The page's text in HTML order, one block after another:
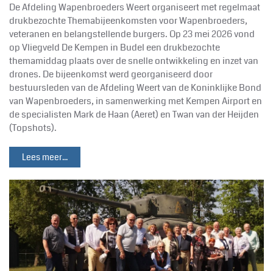
De Afdeling Wapenbroeders Weert organiseert met regelmaat
drukbezochte Themabijeenkomsten voor Wapenbroeders,
veteranen en belangstellende burgers. Op 23 mei 2026 vond
op Vliegveld De Kempen in Budel een drukbezochte
themamiddag plaats over de snelle ontwikkeling en inzet van
drones. De bijeenkomst werd georganiseerd door
bestuursleden van de Afdeling Weert van de Koninklijke Bond
van Wapenbroeders, in samenwerking met Kempen Airport en
de specialisten Mark de Haan (Aeret) en Twan van der Heijden
(Topshots).
Lees meer...